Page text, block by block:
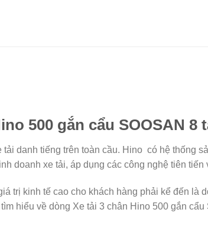
500 gắn cẩu SOOSAN 8
danh tiếng trên toàn cầu. Hino có hệ thống
doanh xe tải, áp dụng các công nghệ tiên
trị kinh tế cao cho khách hàng phải kể đến là
hiểu về dòng Xe tải 3 chân Hino 500 gắn